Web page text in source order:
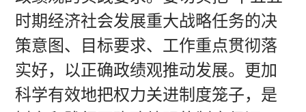
时期经济社会发展重大战略任务的决
策意图、目标要求、工作重点贯彻落
实好，以正确政绩观推动发展。更加
科学有效地把权力关进制度笼子，是